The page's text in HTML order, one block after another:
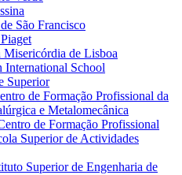
São Francisco
Misericórdia de Lisboa
International School
Superior
de Formação Profissional da
e Metalomecânica
de Formação Profissional
Superior de Actividades
Superior de Engenharia de